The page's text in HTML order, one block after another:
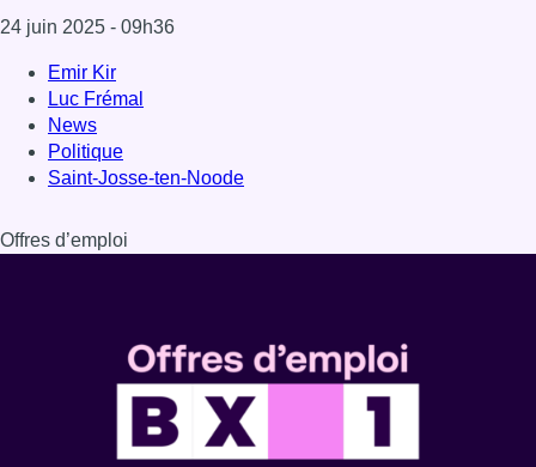
24 juin 2025 - 09h36
Emir Kir
Luc Frémal
News
Politique
Saint-Josse-ten-Noode
Offres d’emploi